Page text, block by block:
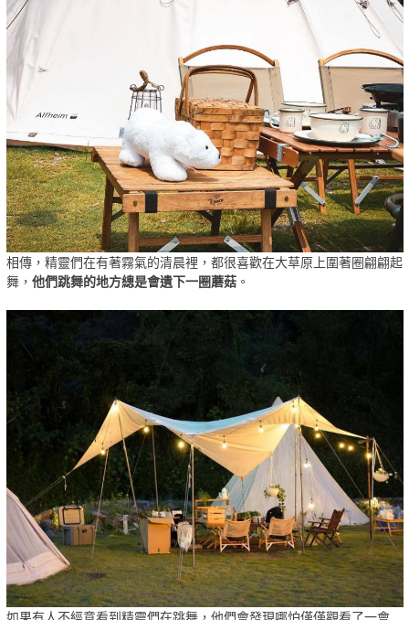
相傳， 精靈們在有著霧氣的清晨裡，都很喜歡在大草原上圍著圈翩翩起
舞， 他們跳舞的地方總是會遺下一圈蘑菇。